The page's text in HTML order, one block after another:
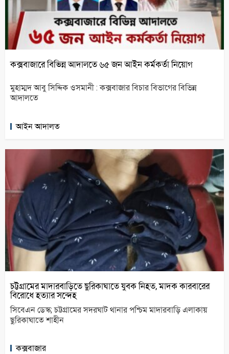
কক্সবাজারে বিভিন্ন আদালতে ৬৫ জন আইন কর্মকর্তা নিয়োগ
মুহাম্মদ আবু সিদ্দিক ওসমানী : কক্সবাজার বিচার বিভাগের বিভিন্ন
আদালতে
আইন আদালত
চট্টগ্রামের মাদারবাড়িতে ছুরিকাঘাতে যুবক নিহত, মাদক কারবারের
বিরোধে হত্যার সন্দেহ
সিবেএন ডেস্ক; চট্টগ্রামের সদরঘাট থানার পশ্চিম মাদারবাড়ি এলাকায়
ছুরিকাঘাতে শাহীন
কক্সবাজার